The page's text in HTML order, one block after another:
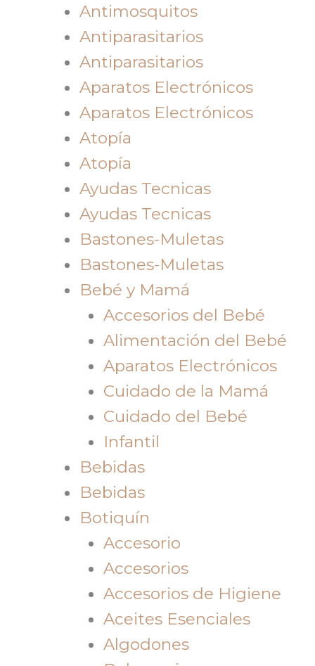
Antimosquitos
Antiparasitarios
Antiparasitarios
Aparatos Electrónicos
Aparatos Electrónicos
Atopía
Atopía
Ayudas Tecnicas
Ayudas Tecnicas
Bastones-Muletas
Bastones-Muletas
Bebé y Mamá
Accesorios del Bebé
Alimentación del Bebé
Aparatos Electrónicos
Cuidado de la Mamá
Cuidado del Bebé
Infantil
Bebidas
Bebidas
Botiquín
Accesorio
Accesorios
Accesorios de Higiene
Aceites Esenciales
Algodones